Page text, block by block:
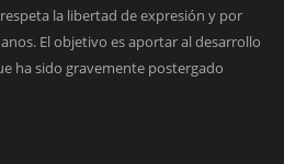
la libertad de expresión y por
El objetivo es aportar al desarrollo
ha sido gravemente postergado